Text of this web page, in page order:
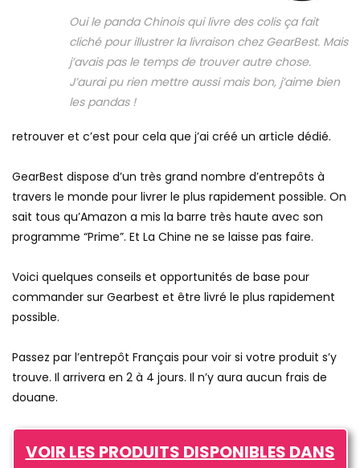
Oui le panda Chinois qui livre des colis ça fait
cliché pour illustrer la livraison chez GearBest. Mais
j’avais pas le temps de trouver autre chose.
J’aurai pu rien mettre aussi mais bon, j’aime bien
les pandas !
retrouver et c’est pour cela que j’ai créé un article dédié.
GearBest dispose d’un très grand nombre d’entrepôts à
travers le monde pour livrer le plus rapidement possible. On
sait tous qu’Amazon a mis la barre très haute avec son
programme “Prime”. Et La Chine ne se laisse pas faire.
Voici quelques conseils et opportunités de base pour
commander sur Gearbest et être livré le plus rapidement
possible.
Passez par l’entrepôt Français pour voir si votre produit s’y
trouve. Il arrivera en 2 à 4 jours. Il n’y aura aucun frais de
douane.
VOIR LES PRODUITS DISPONIBLES DANS